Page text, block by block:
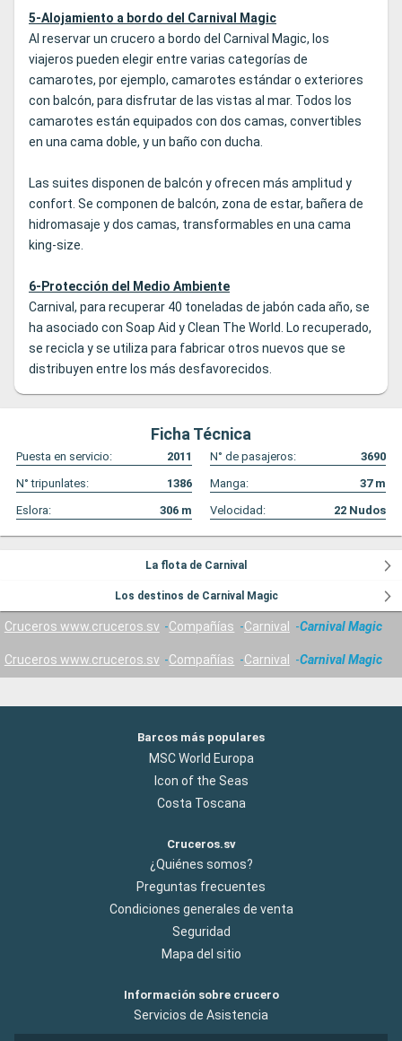
5-Alojamiento a bordo del Carnival Magic
Al reservar un crucero a bordo del Carnival Magic, los
viajeros pueden elegir entre varias categorías de
camarotes, por ejemplo, camarotes estándar o exteriores
con balcón, para disfrutar de las vistas al mar. Todos los
camarotes están equipados con dos camas, convertibles
en una cama doble, y un baño con ducha.
Las suites disponen de balcón y ofrecen más amplitud y
confort. Se componen de balcón, zona de estar, bañera de
hidromasaje y dos camas, transformables en una cama
king-size.
6-Protección del Medio Ambiente
Carnival, para recuperar 40 toneladas de jabón cada año, se
ha asociado con Soap Aid y Clean The World. Lo recuperado,
se recicla y se utiliza para fabricar otros nuevos que se
distribuyen entre los más desfavorecidos.
Ficha Técnica
Puesta en servicio: 2011 N° de pasajeros:
3690
N° tripunlates:
1386 Manga: 37m
Eslora:
306 m Velocidad: 22 Nudos
La flota de Carnival
Los destinos de Carnival Magic
Cruceros www.cruceros.sv Compañías Carnival Carnival Magic
Cruceros www.cruceros.sv Compañías Carnival Carnival Magic
Barcos más populares
MSC World Europa
Icon of the Seas
Costa Toscana
Cruceros.sv
¿Quiénes somos?
Preguntas frecuentes
Condiciones generales de venta
Seguridad
Mapa del sitio
Información sobre crucero
Servicios de Asistencia